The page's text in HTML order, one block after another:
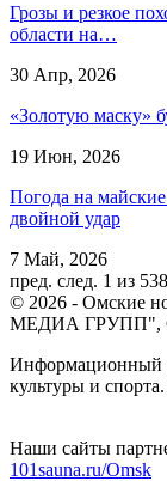
Грозы и резкое
области на…
30 Апр, 2026
«Золотую маску»
19 Июн, 2026
Погода на
двойной удар
7 Май, 2026
пред. след. 1 из 538
© 2026 - Омские
МЕДИА ГРУПП",
Информационный
культуры и
Наши сайты
101sauna.ru/Omsk